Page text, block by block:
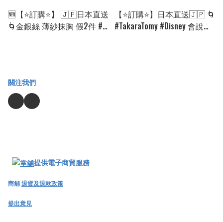
🆕【⭐訂購⭐】 🇯🇵日本直送
🌀金銀絲 薄紗抹胸 假2件 #
【⭐訂購⭐】日本直送🇯🇵 🌀
#TakaraTomy #Disney 會說話
關注我們
提供電子商貿服務
商舖退貨及退款政策
提出意見